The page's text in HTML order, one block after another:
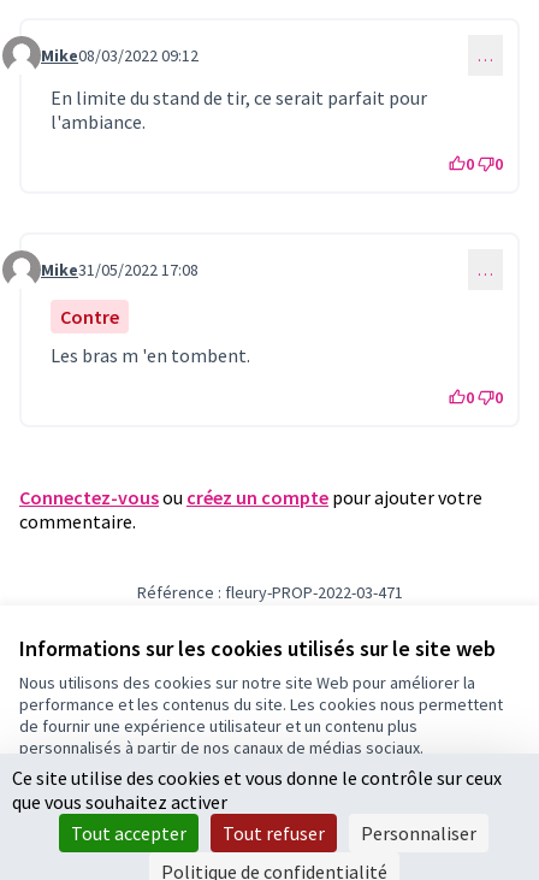
Informations sur les cookies utilisés sur le site web
Nous utilisons des cookies sur notre site Web pour améliorer la
performance et les contenus du site. Les cookies nous permettent
de fournir une expérience utilisateur et un contenu plus
personnalisés à partir de nos canaux de médias sociaux.
Tout accepter
Accepter seulement les cookies essentiels
Paramètres
Commentaire 476
Mike08/03/2022 09:12 …
En limite du stand de tir, ce serait parfait pour
l'ambiance.
0 0
Commentaire 645
Mike31/05/2022 17:08 …
Contre
Les bras m 'en tombent.
0 0
Connectez-vousou créez un compte pour ajouter votre
commentaire.
Référence : fleury-PROP-2022-03-471
Vérifiez l'empreinte numérique
Conditions d'utilisation
Paramètres des cookies
(Lien externe)
Site réalisé parOpen Source Politics
(Lien externe)
grâce aulogiciel libre
Licence
(Lien
Ce site utilise des cookies et vous donne le contrôle sur ceux
que vous souhaitez activer
Tout accepter
Tout refuser
Personnaliser
Politique de confidentialité